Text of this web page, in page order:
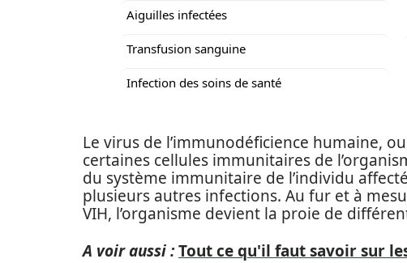
Aiguilles infectées
Transfusion sanguine
Infection des soins de santé
Le virus de l’immunodéficience humaine,
certaines cellules immunitaires de
du système immunitaire de l’individu
plusieurs autres infections. Au fur et à
VIH, l’organisme devient la proie de
A voir aussi :Tout ce qu'il faut savoir sur